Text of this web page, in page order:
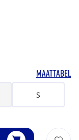
MAATTABEL
S